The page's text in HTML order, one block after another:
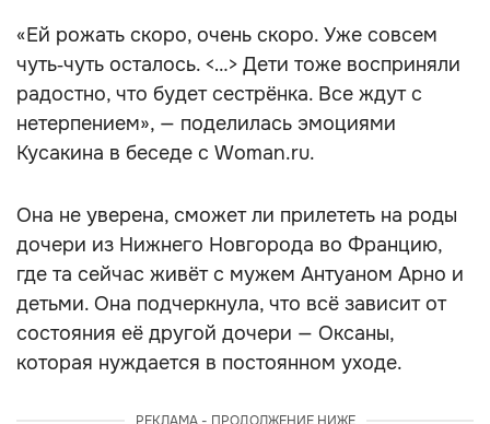
«Ей рожать скоро, очень скоро. Уже совсем
чуть‑чуть осталось. <…> Дети тоже восприняли
радостно, что будет сестрёнка. Все ждут с
нетерпением», — поделилась эмоциями
Кусакина в беседе с Woman.ru.
Она не уверена, сможет ли прилететь на роды
дочери из Нижнего Новгорода во Францию,
где та сейчас живёт с мужем Антуаном Арно и
детьми. Она подчеркнула, что всё зависит от
состояния её другой дочери — Оксаны,
которая нуждается в постоянном уходе.